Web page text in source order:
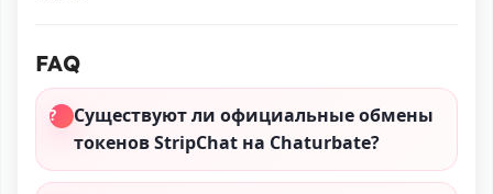
FAQ
Существуют ли официальные обмены
токенов StripChat на Chaturbate?